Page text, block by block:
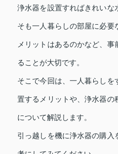
浄水器を設置すればきれいな
そも一人暮らしの部屋に必要
メリットはあるのかなど、
ることが大切です。
そこで今回は、一人暮らしを
置するメリットや、浄水器の
について解説します。
引っ越しを機に浄水器の購入